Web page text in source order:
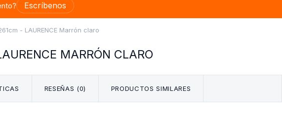
Escríbenos
- LAURENCE Marrón claro
MARRÓN CLARO
RESEÑAS (0) PRODUCTOS SIMILARES